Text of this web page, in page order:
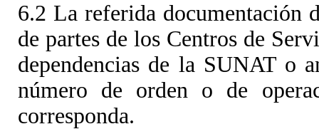
6.2 La referida documentación
de partes de los Centros de
dependencias de la SUNAT o
número de orden o de
corresponda.